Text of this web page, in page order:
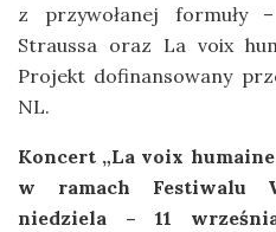
z przywołanej formuły
Straussa oraz La voix
Projekt dofinansowany
NL.
Koncert „La voix
w ramach Festiwalu
niedziela – 11